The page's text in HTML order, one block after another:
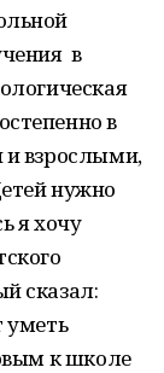
в
в
и взрослыми,
нужно
я хочу
сказал:
уметь
к школе